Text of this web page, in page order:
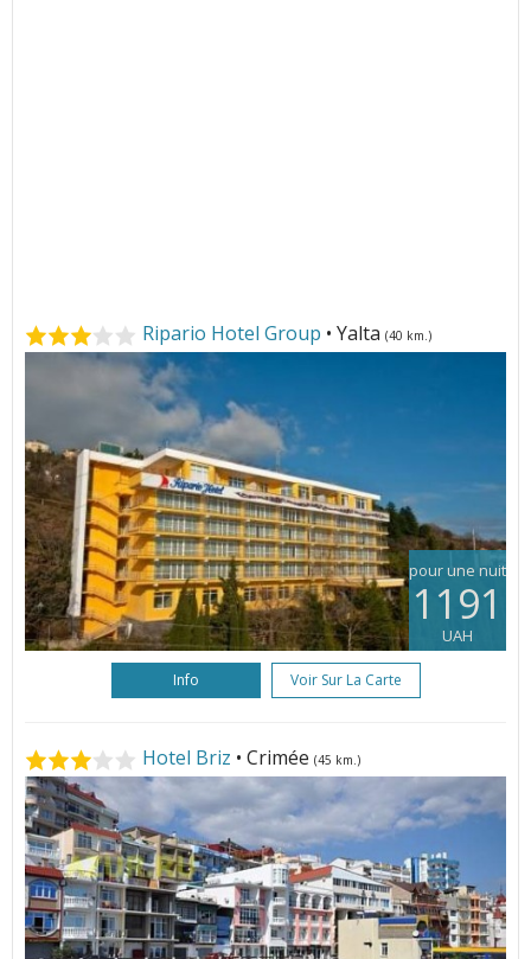
Ripario Hotel Group • Yalta (40 km.)
pour une nuit
1191
UAH
Info Voir Sur La Carte
Hotel Briz • Crimée (45 km.)